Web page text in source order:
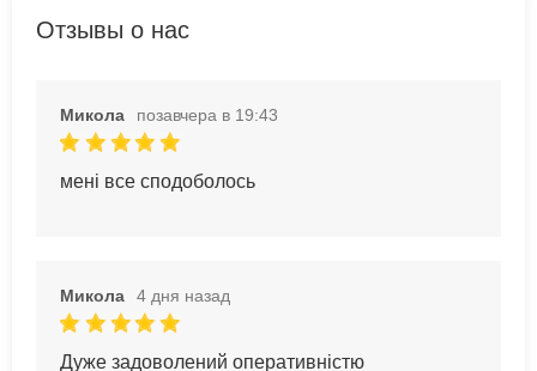
Отзывы о нас
Микола позавчера в 19:43
мені все сподоболось
Микола 4 дня назад
Дуже задоволений оперативністю